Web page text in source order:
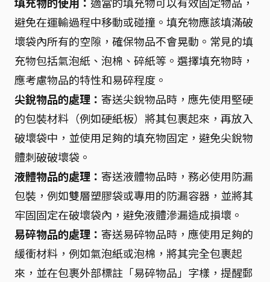
避免在運輸過程中移動或碰撞。填充物應該填滿破
壞袋內所有的空隙，確保物品不會晃動。常見的填
充物包括氣泡紙、泡棉、碎紙等。選擇填充物時，
應考慮物品的特性和易碎程度。
尖銳物品的處理： 寄送尖銳物品時，應先使用堅硬
的包裝材料（例如硬紙板）將其包裹起來，再放入
破壞袋中，並使用足夠的填充物固定，避免尖銳物
體刺破破壞袋。
液體物品的處理： 寄送液體物品時，務必使用防漏
包裝，例如雙層塑膠袋或專用的防漏容器，並將其
牢固固定在破壞袋內，避免液體滲漏造成損壞。
易碎物品的處理： 寄送易碎物品時，應使用足夠的
緩衝材料，例如氣泡紙或泡棉，將其完全包裹起
來，並在包裹外部標註「易碎物品」字樣，提醒郵